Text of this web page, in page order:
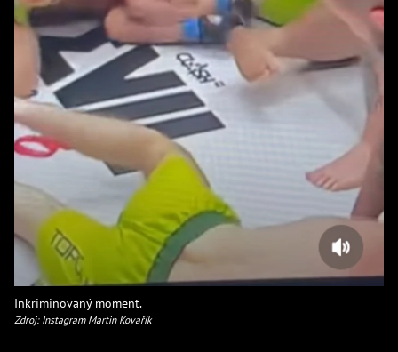
Inkriminovaný moment.
Zdroj: Instagram Martin Kovařík